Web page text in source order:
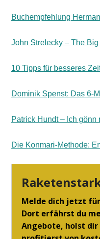
Buchempfehlung
John Strelecky – The
10 Tipps für besseres
Dominik Spenst: Das 6-
Patrick Hundt – Ich
Die Konmari-Methode: